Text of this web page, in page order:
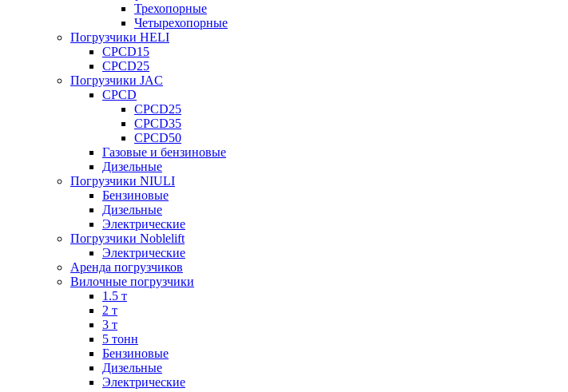
Трехопорные
Четырехопорные
Погрузчики HELI
CPCD15
CPCD25
Погрузчики JAC
CPCD
CPCD25
CPCD35
CPCD50
Газовые и бензиновые
Дизельные
Погрузчики NIULI
Бензиновые
Дизельные
Электрические
Погрузчики Noblelift
Электрические
Аренда погрузчиков
Вилочные погрузчики
1.5 т
2 т
3 т
5 тонн
Бензиновые
Дизельные
Электрические